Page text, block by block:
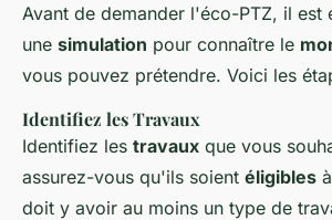
Avant de demander l'éco-PTZ, il est
une simulation pour connaître le
vous pouvez prétendre. Voici les
Identifiez les Travaux
Identifiez les travaux que vous
assurez-vous qu'ils soient éligibles
doit y avoir au moins un type de